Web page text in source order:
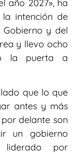
año 2027», ha
intención de
y del
y llevo ocho
la puerta a
que lo que
antes y más
delante son
un gobierno
liderado por